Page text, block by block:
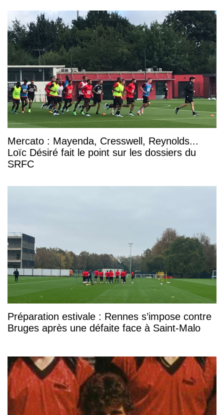
Mercato : Mayenda, Cresswell, Reynolds...
Loïc Désiré fait le point sur les dossiers du
SRFC
Préparation estivale : Rennes s’impose contre
Bruges après une défaite face à Saint-Malo